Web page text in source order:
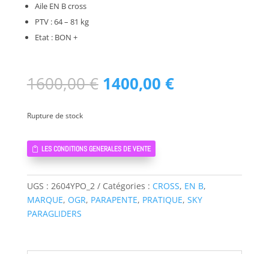
Aile EN B cross
PTV : 64 – 81 kg
Etat : BON +
1600,00€ Le
prix
1600,00 €.
1400,00 €Le
prix
Rupture de stock
LES CONDITIONS GENERALES DE VENTE
UGS : 2604YPO_2 Catégories : CROSS, EN B,
MARQUE, OGR, PARAPENTE, PRATIQUE, SKY
PARAGLIDERS